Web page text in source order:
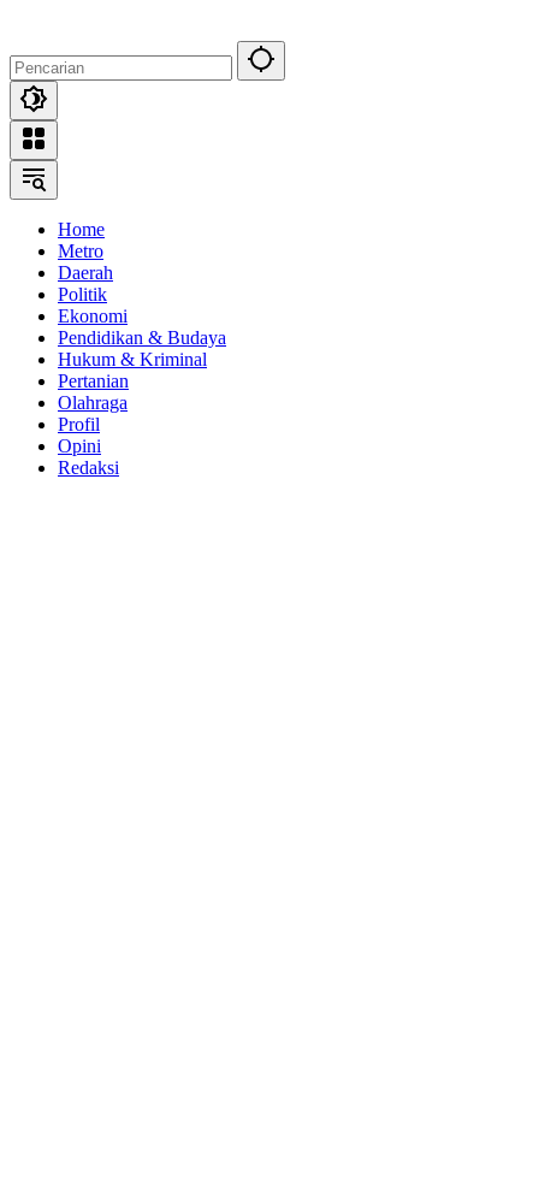
Home
Metro
Daerah
Politik
Ekonomi
Pendidikan & Budaya
Hukum & Kriminal
Pertanian
Olahraga
Profil
Opini
Redaksi